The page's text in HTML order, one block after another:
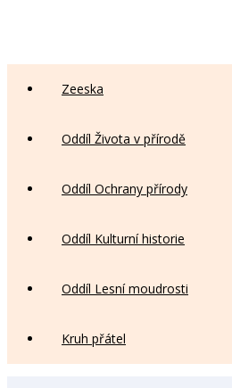
Zeeska
Oddíl Života v přírodě
Oddíl Ochrany přírody
Oddíl Kulturní historie
Oddíl Lesní moudrosti
Kruh přátel